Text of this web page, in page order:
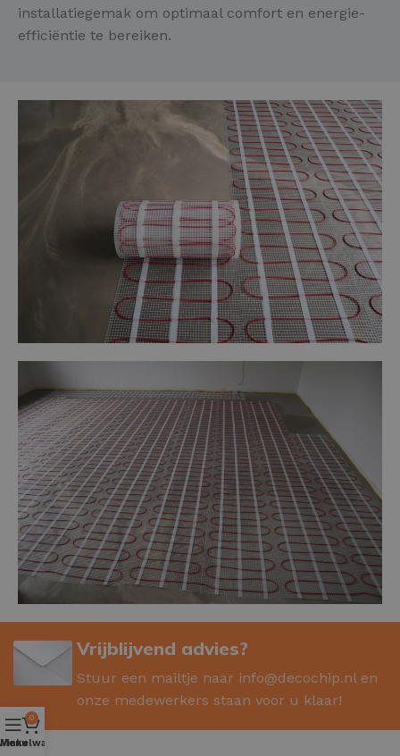
installatiegemak om optimaal comfort en energie-
efficiëntie te bereiken.
Vrijblijvend advies?
Stuur een mailtje naar info@decochip.nl en
onze medewerkers staan voor u klaar!
Menu
0